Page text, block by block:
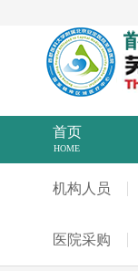
首页
HOME
机构人员
医院采购